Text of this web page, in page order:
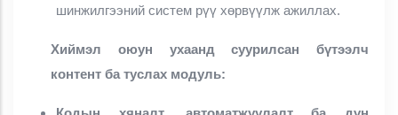
шинжилгээний систем рүү хөрвүүлж ажиллах.
Хиймэл оюун ухаанд суурилсан бүтээлч
контент ба туслах модуль: